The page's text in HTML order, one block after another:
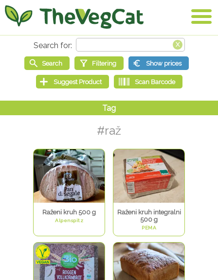
#raž
Raženi kruh 500 g
Alpenspitz
Raženi kruh integralni
500 g
PEMA